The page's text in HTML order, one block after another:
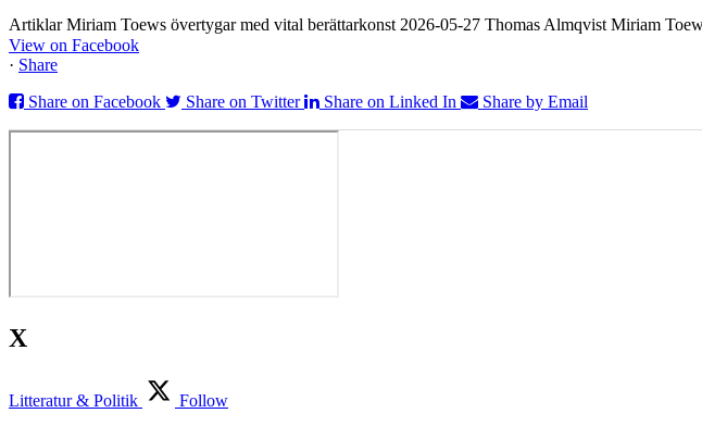
Artiklar Miriam Toews övertygar med vital berättarkonst 2026-05-27 Thomas Almqvist Miriam
View on Facebook
· Share
Share on Facebook
Share on Twitter Share on Linked In Share by Email
X
Litteratur & Politik
Follow